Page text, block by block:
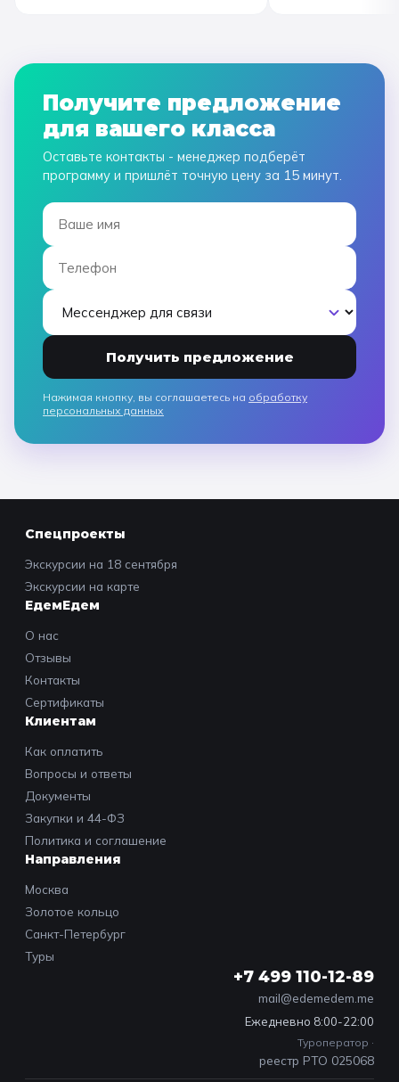
чистые, комфортные, отель и
необычные театрализованные
экскурсии и мастер-классы не
ни взрослых!
которая
наконец-то
облегчением!
прощаемся!
Получите предложение
для вашего класса
Оставьте контакты - менеджер подберёт
программу и пришлёт точную цену за 15 минут.
Получить предложение
Нажимая кнопку, вы соглашаетесь на обработку
персональных данных
Спецпроекты
Экскурсии на 18 сентября
Экскурсии на карте
ЕдемЕдем
О нас
Отзывы
Контакты
Сертификаты
Клиентам
Как оплатить
Вопросы и ответы
Документы
Закупки и 44-ФЗ
Политика и соглашение
Направления
Москва
Золотое кольцо
Санкт-Петербург
Туры
+7 499 110-12-89
mail@edemedem.me
Ежедневно 8:00-22:00
Туроператор ·
реестр РТО 025068